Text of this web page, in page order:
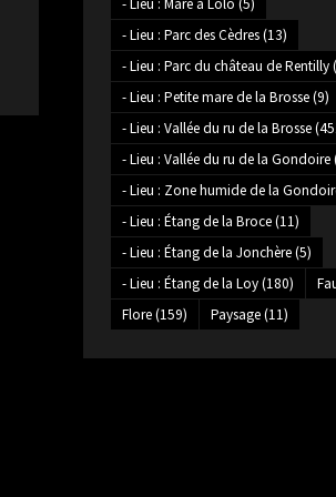
- Lieu : Mare à Lolo (5)
- Lieu : Parc des Cèdres(13)
- Lieu : Parc du château de Rentilly
- Lieu : Petite mare de la Brosse(9)
- Lieu : Vallée du ru de la Brosse
- Lieu : Vallée du ru de la Gondoire
- Lieu : Zone humide de la
- Lieu : Étang de la Broce(11)
- Lieu : Étang de la Jonchère(5)
- Lieu : Étang de la Loy(180)
Flore(159) Paysage(11)